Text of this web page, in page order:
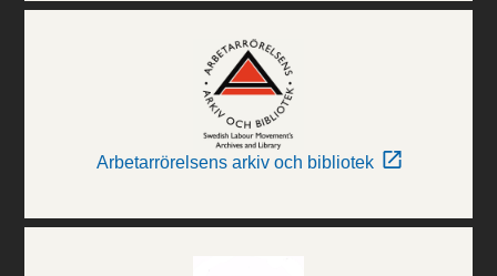
Arbetarrörelsens arkiv och bibliotek